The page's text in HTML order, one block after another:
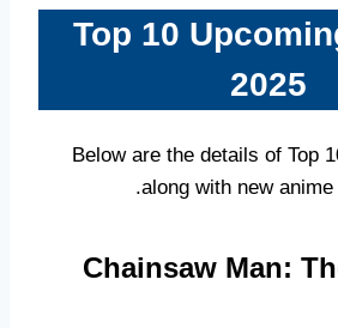
Top 10
2025
Below are the details of Top
along with new anime
2. Chainsaw Man: